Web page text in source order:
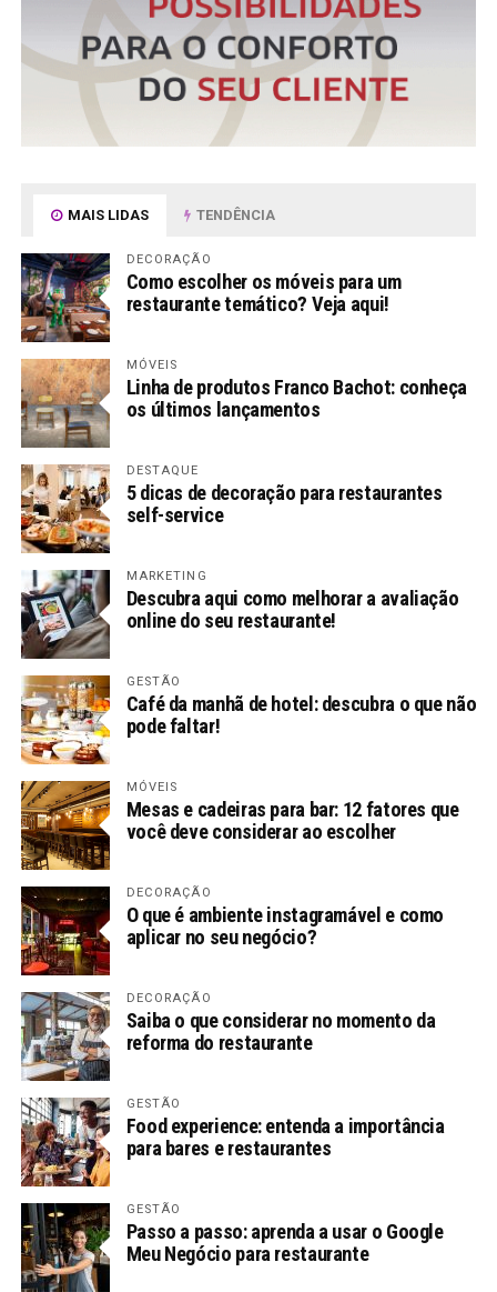
MAIS LIDAS TENDÊNCIA
DECORAÇÃO
Como escolher os móveis para um
restaurante temático? Veja aqui!
MÓVEIS
Linha de produtos Franco Bachot: conheça
os últimos lançamentos
DESTAQUE
5 dicas de decoração para restaurantes
self-service
MARKETING
Descubra aqui como melhorar a avaliação
online do seu restaurante!
GESTÃO
Café da manhã de hotel: descubra o que não
pode faltar!
MÓVEIS
Mesas e cadeiras para bar: 12 fatores que
você deve considerar ao escolher
DECORAÇÃO
O que é ambiente instagramável e como
aplicar no seu negócio?
DECORAÇÃO
Saiba o que considerar no momento da
reforma do restaurante
GESTÃO
Food experience: entenda a importância
para bares e restaurantes
GESTÃO
Passo a passo: aprenda a usar o Google
Meu Negócio para restaurante